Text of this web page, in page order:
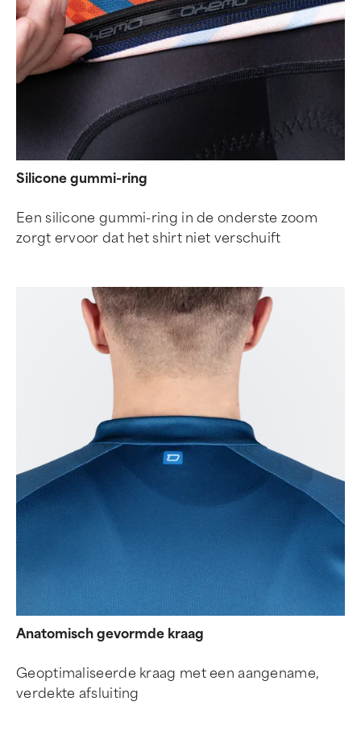
Silicone gummi-ring
Een silicone gummi-ring in de onderste zoom
zorgt ervoor dat het shirt niet verschuift
Anatomisch gevormde kraag
Geoptimaliseerde kraag met een aangename,
verdekte afsluiting